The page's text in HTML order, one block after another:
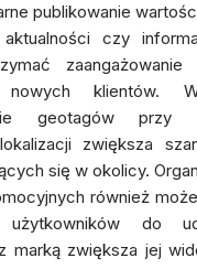
publikowanie
czy
zaangażowanie
nowych klientów.
geotagów przy
zwiększa
się w okolicy.
również
użytkowników do
marką zwiększa jej